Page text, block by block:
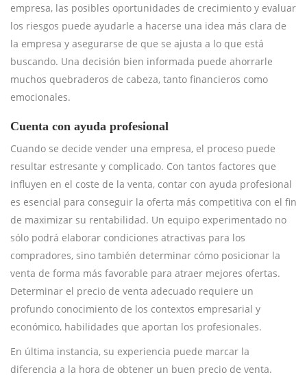
empresa, las posibles oportunidades de crecimiento y evaluar
los riesgos puede ayudarle a hacerse una idea más clara de
la empresa y asegurarse de que se ajusta a lo que está
buscando. Una decisión bien informada puede ahorrarle
muchos quebraderos de cabeza, tanto financieros como
emocionales.
Cuenta con ayuda profesional
Cuando se decide vender una empresa, el proceso puede
resultar estresante y complicado. Con tantos factores que
influyen en el coste de la venta, contar con ayuda profesional
es esencial para conseguir la oferta más competitiva con el fin
de maximizar su rentabilidad. Un equipo experimentado no
sólo podrá elaborar condiciones atractivas para los
compradores, sino también determinar cómo posicionar la
venta de forma más favorable para atraer mejores ofertas.
Determinar el precio de venta adecuado requiere un
profundo conocimiento de los contextos empresarial y
económico, habilidades que aportan los profesionales.
En última instancia, su experiencia puede marcar la
diferencia a la hora de obtener un buen precio de venta.